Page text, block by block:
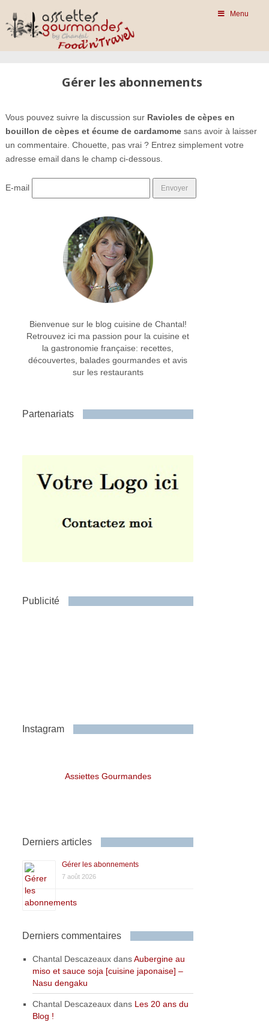
Menu
Gérer les abonnements
Vous pouvez suivre la discussion sur Ravioles de cèpes en
bouillon de cèpes et écume de cardamomesans avoir à laisser
un commentaire. Chouette, pas vrai ? Entrez simplement votre
adresse email dans le champ ci-dessous.
E-mail
Bienvenue sur le blog cuisine de Chantal!
Retrouvez ici ma passion pour la cuisine et
la gastronomie française: recettes,
découvertes, balades gourmandes et avis
sur les restaurants
Partenariats
Publicité
Instagram
Assiettes Gourmandes
Derniers articles
Gérer les abonnements
7 août 2026
Derniers commentaires
Chantal Descazeaux dansAubergine au
miso et sauce soja [cuisine japonaise] –
Nasu dengaku
Chantal Descazeaux dans Les 20 ans du
Blog !